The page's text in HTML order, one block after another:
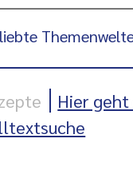
Hier geht